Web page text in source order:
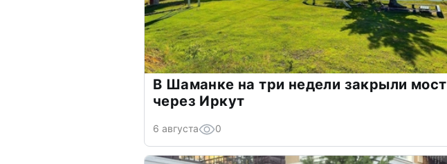
В Шаманке на три недели закрыли мост
через Иркут
6 августа 0